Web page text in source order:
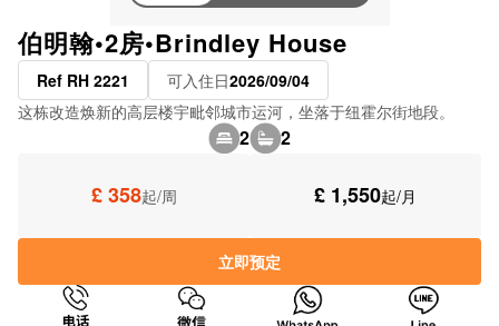
伯明翰•2房•Brindley House
Ref RH 2221 可入住日2026/09/04
这栋改造焕新的高层楼宇毗邻城市运河，坐落于纽霍尔街地段。
2 2
£ 358起/周 £ 1,550起/月
立即预定